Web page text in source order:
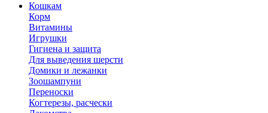
Кошкам
Корм
Витамины
Игрушки
Гигиена и защита
Для выведения шерсти
Домики и лежанки
Зоошампуни
Переноски
Когтерезы, расчески